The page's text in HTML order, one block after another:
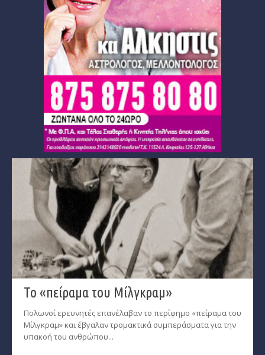
Το «πείραμα του Μίλγκραμ»
Πολωνοί ερευνητές επανέλαβαν το περίφημο «πείραμα του
Μίλγκραμ» και έβγαλαν τρομακτικά συμπεράσματα για την
υπακοή του ανθρώπου...